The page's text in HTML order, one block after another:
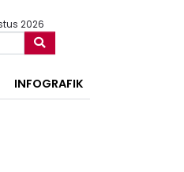
2026
INFOGRAFIK